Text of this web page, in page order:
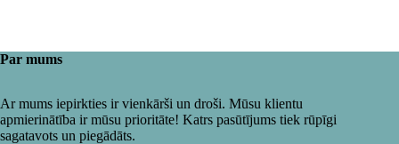
Par mums
Ar mums iepirkties ir vienkārši un droši. Mūsu klientu
apmierinātība ir mūsu prioritāte! Katrs pasūtījums tiek rūpīgi
sagatavots un piegādāts.